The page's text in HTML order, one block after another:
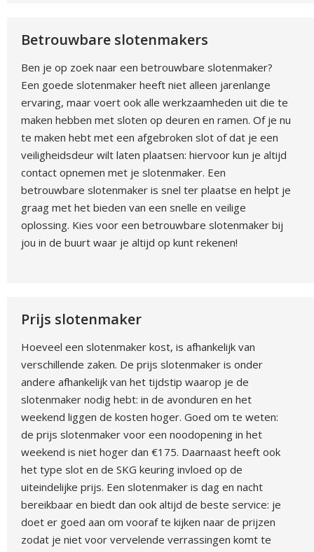
Betrouwbare slotenmakers
Ben je op zoek naar een betrouwbare slotenmaker?
Een goede slotenmaker heeft niet alleen jarenlange
ervaring, maar voert ook alle werkzaamheden uit die te
maken hebben met sloten op deuren en ramen. Of je nu
te maken hebt met een afgebroken slot of dat je een
veiligheidsdeur wilt laten plaatsen: hiervoor kun je altijd
contact opnemen met je slotenmaker. Een
betrouwbare slotenmaker is snel ter plaatse en helpt je
graag met het bieden van een snelle en veilige
oplossing. Kies voor een betrouwbare slotenmaker bij
jou in de buurt waar je altijd op kunt rekenen!
Prijs slotenmaker
Hoeveel een slotenmaker kost, is afhankelijk van
verschillende zaken. De prijs slotenmaker is onder
andere afhankelijk van het tijdstip waarop je de
slotenmaker nodig hebt: in de avonduren en het
weekend liggen de kosten hoger. Goed om te weten:
de prijs slotenmaker voor een noodopening in het
weekend is niet hoger dan €175. Daarnaast heeft ook
het type slot en de SKG keuring invloed op de
uiteindelijke prijs. Een slotenmaker is dag en nacht
bereikbaar en biedt dan ook altijd de beste service: je
doet er goed aan om vooraf te kijken naar de prijzen
zodat je niet voor vervelende verrassingen komt te